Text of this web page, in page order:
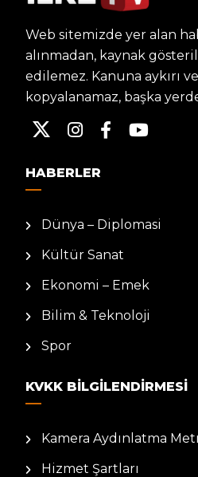
Web sitemizde yer alan
alınmadan, kaynak
edilemez. Kanuna aykırı
kopyalanamaz, başka
HABERLER
Dünya – Diplomasi
Kültür Sanat
Ekonomi – Emek
Bilim & Teknoloji
Spor
KVKK BILGILENDIRMESI
Kamera Aydınlatma
Hizmet Şartları